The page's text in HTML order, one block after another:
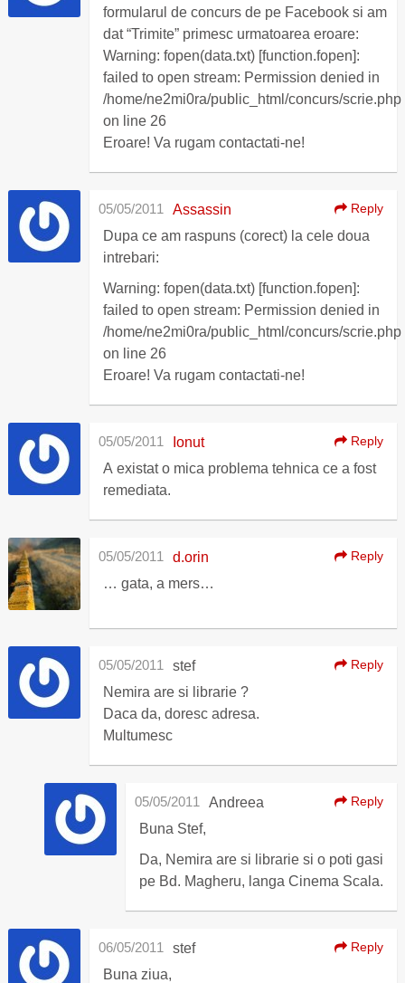
formularul de concurs de pe Facebook si am
dat “Trimite” primesc urmatoarea eroare:
Warning: fopen(data.txt) [function.fopen]:
failed to open stream: Permission denied in
/home/ne2mi0ra/public_html/concurs/scrie.php
on line 26
Eroare! Va rugam contactati-ne!
Assassin
05/05/2011 Reply
Dupa ce am raspuns (corect) la cele doua
intrebari:
Warning: fopen(data.txt) [function.fopen]:
failed to open stream: Permission denied in
/home/ne2mi0ra/public_html/concurs/scrie.php
on line 26
Eroare! Va rugam contactati-ne!
Ionut
05/05/2011 Reply
A existat o mica problema tehnica ce a fost
remediata.
d.orin
05/05/2011 Reply
… gata, a mers…
stef
05/05/2011 Reply
Nemira are si librarie ?
Daca da, doresc adresa.
Multumesc
Andreea
05/05/2011 Reply
Buna Stef,
Da, Nemira are si librarie si o poti gasi
pe Bd. Magheru, langa Cinema Scala.
stef
06/05/2011 Reply
Buna ziua,